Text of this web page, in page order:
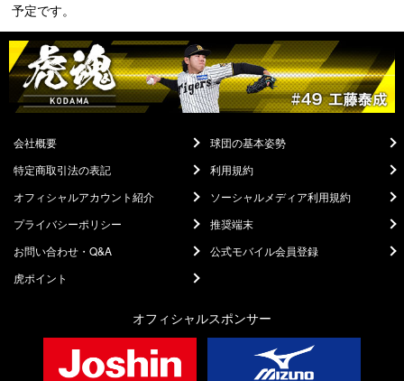
予定です。
会社概要
球団の基本姿勢
特定商取引法の表記
利用規約
オフィシャルアカウント紹介
ソーシャルメディア利用規約
プライバシーポリシー
推奨端末
お問い合わせ・Q&A
公式モバイル会員登録
虎ポイント
オフィシャルスポンサー